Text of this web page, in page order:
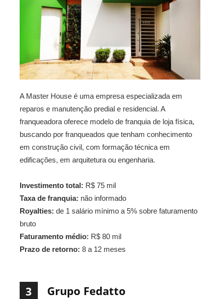
A Master House é uma empresa especializada em
reparos e manutenção predial e residencial. A
franqueadora oferece modelo de franquia de loja física,
buscando por franqueados que tenham conhecimento
em construção civil, com formação técnica em
edificações, em arquitetura ou engenharia.
Investimento total: R$ 75 mil
Taxa de franquia: não informado
Royalties: de 1 salário mínimo a 5% sobre faturamento
bruto
Faturamento médio: R$ 80 mil
Prazo de retorno: 8 a 12 meses
3 Grupo Fedatto